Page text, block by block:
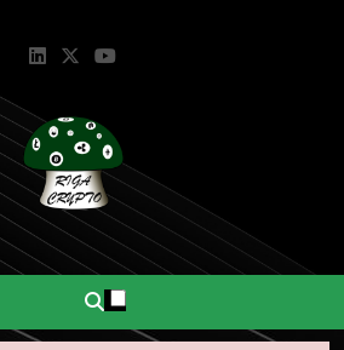
Riga Crypto
Știri Și Informații Despre
Criptomonede.